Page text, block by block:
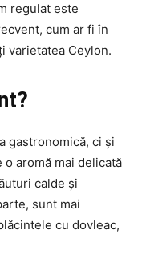
regulat este
cum ar fi în
varietatea Ceylon.
gastronomică, ci și
aromă mai delicată
calde și
sunt mai
cu dovleac,